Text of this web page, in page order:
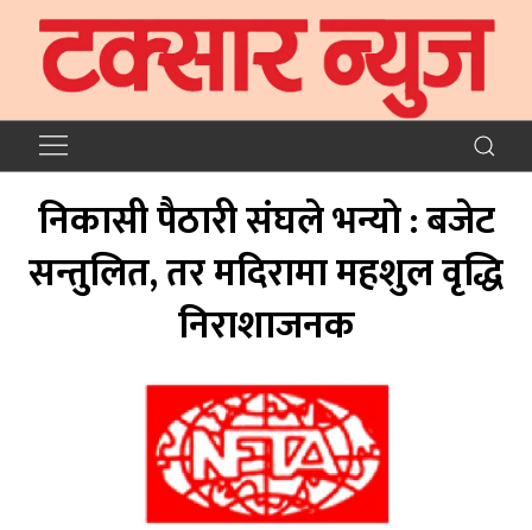
निकासी पैठारी संघले भन्याे : बजेट
सन्तुलित, तर मदिरामा महशुल वृद्धि
निराशाजनक